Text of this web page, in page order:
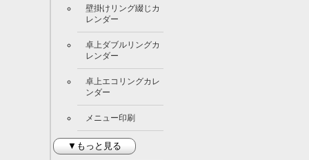
壁掛けリング綴じカ
レンダー
卓上ダブルリングカ
レンダー
卓上エコリングカレ
ンダー
メニュー印刷
▼もっと見る